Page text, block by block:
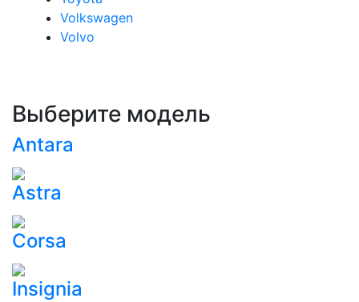
Volkswagen
Volvo
Выберите модель
Antara
Astra
Corsa
Insignia